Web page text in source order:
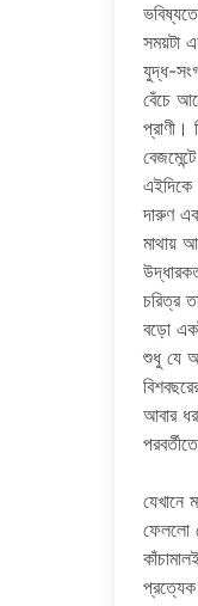
সময়টা
যুদ্ধ-
বেঁচে
দারুণ
মাথায়
চরিত্র
বড়ো
শুধু যে
আবার
যেখানে
ফেললো
প্রত্যেক